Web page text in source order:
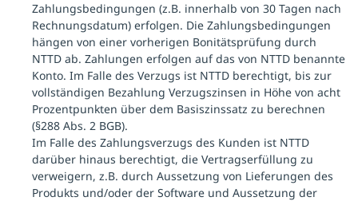
Zahlungsbedingungen (z.B. innerhalb von 30 Tagen nach
Rechnungsdatum) erfolgen. Die Zahlungsbedingungen
hängen von einer vorherigen Bonitätsprüfung durch
NTTD ab. Zahlungen erfolgen auf das von NTTD benannte
Konto. Im Falle des Verzugs ist NTTD berechtigt, bis zur
vollständigen Bezahlung Verzugszinsen in Höhe von acht
Prozentpunkten über dem Basiszinssatz zu berechnen
(§288 Abs. 2 BGB).
Im Falle des Zahlungsverzugs des Kunden ist NTTD
darüber hinaus berechtigt, die Vertragserfüllung zu
verweigern, z.B. durch Aussetzung von Lieferungen des
Produkts und/oder der Software und Aussetzung der